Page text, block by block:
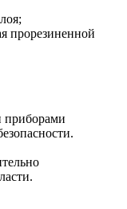
прорезиненной
приборами